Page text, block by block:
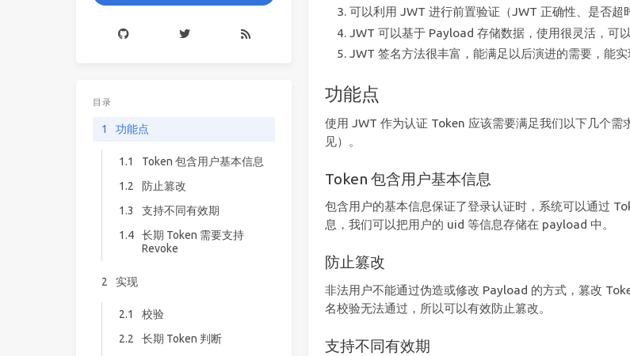
可以利用 JWT 进行前置验证（JWT 正确性、是否超
JWT 可以基于 Payload 存储数据，使用很灵活，可
JWT 签名方法很丰富，能满足以后演进的需要，能实
功能点
使用 JWT 作为认证 Token 应该需要满足我们以下几个
见）。
Token 包含用户基本信息
包含用户的基本信息保证了登录认证时，系统可以通过
息，我们可以把用户的 uid 等信息存储在 payload 中。
防止篡改
非法用户不能通过伪造或修改 Payload 的方式，篡改
名校验无法通过，所以可以有效防止篡改。
支持不同有效期
目录
1 功能点
1.1
Token 包含用户基本信息
1.2
防止篡改
1.3
支持不同有效期
1.4
长期 Token 需要支持
Revoke
2 实现
2.1
校验
2.2
长期 Token 判断